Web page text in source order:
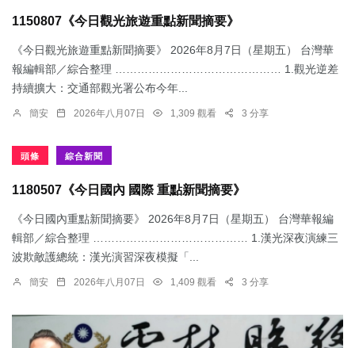
1150807《今日觀光旅遊重點新聞摘要》
《今日觀光旅遊重點新聞摘要》 2026年8月7日（星期五） 台灣華
報編輯部／綜合整理 ……………………………………… 1.觀光逆差
持續擴大：交通部觀光署公布今年...
簡安 2026年八月07日 1,309 觀看 3 分享
頭條 綜合新聞
1180507《今日國內 國際 重點新聞摘要》
《今日國內重點新聞摘要》 2026年8月7日（星期五） 台灣華報編
輯部／綜合整理 …………………………………… 1.漢光深夜演練三
波欺敵護總統：​漢光演習深夜模擬「...
簡安 2026年八月07日 1,409 觀看 3 分享